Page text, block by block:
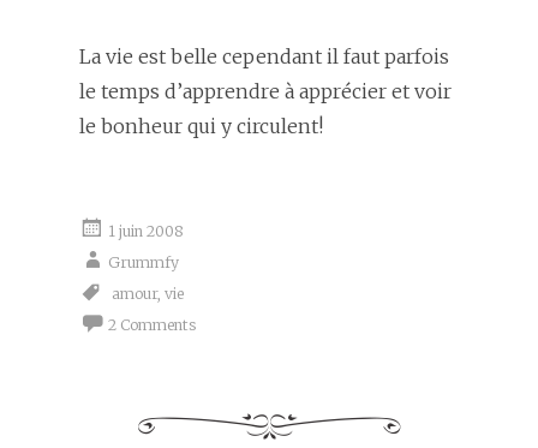
La vie est belle cependant il faut parfois
le temps d’apprendre à apprécier et voir
le bonheur qui y circulent!
1 juin 2008
Grummfy
amour, vie
2 Comments